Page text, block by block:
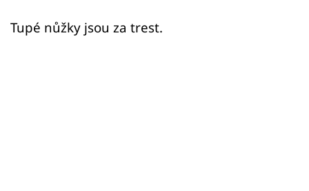
Bydlení
Tupé nůžky jsou za trest.